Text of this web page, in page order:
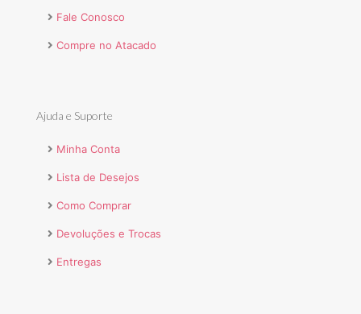
Fale Conosco
Compre no Atacado
Ajuda e Suporte
Minha Conta
Lista de Desejos
Como Comprar
Devoluções e Trocas
Entregas